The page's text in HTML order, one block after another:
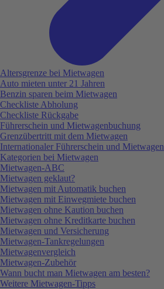
Altersgrenze bei Mietwagen
Auto mieten unter 21 Jahren
Benzin sparen beim Mietwagen
Checkliste Abholung
Checkliste Rückgabe
Führerschein und Mietwagenbuchung
Grenzübertritt mit dem Mietwagen
Internationaler Führerschein und Mietwagen
Kategorien bei Mietwagen
Mietwagen-ABC
Mietwagen geklaut?
Mietwagen mit Automatik buchen
Mietwagen mit Einwegmiete buchen
Mietwagen ohne Kaution buchen
Mietwagen ohne Kreditkarte buchen
Mietwagen und Versicherung
Mietwagen-Tankregelungen
Mietwagenvergleich
Mietwagen-Zubehör
Wann bucht man Mietwagen am besten?
Weitere Mietwagen-Tipps